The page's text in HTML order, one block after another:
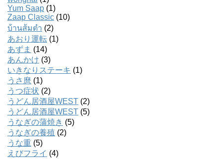
Yum Saap (1)
Zaap Classic (10)
บ้านส้มตํา (2)
あおり運転 (1)
あずま (14)
あんかけ (3)
いきなりステーキ (1)
うさ麿 (1)
うつ症状 (2)
うどん居酒屋WEST (2)
うどん居酒屋WEST (5)
うなぎの蒲焼き (5)
うなぎの養殖 (2)
うな重 (5)
えびフライ (4)